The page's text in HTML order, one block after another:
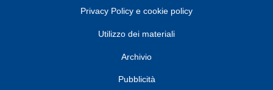
Privacy Policy e cookie policy
Utilizzo dei materiali
Archivio
Pubblicità